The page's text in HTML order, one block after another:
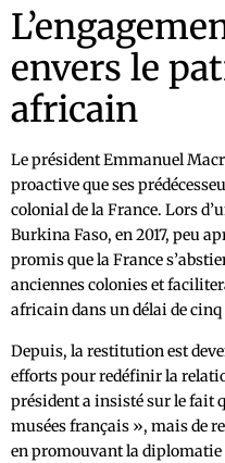
envers le
africain
Le président Emmanuel
proactive que ses
colonial de la France. Lors
Burkina Faso, en 2017, peu
promis que la France
anciennes colonies et
africain dans un délai de cinq
Depuis, la restitution est
efforts pour redéfinir la
président a insisté sur le fait
musées français », mais de
en promouvant la diplomatie